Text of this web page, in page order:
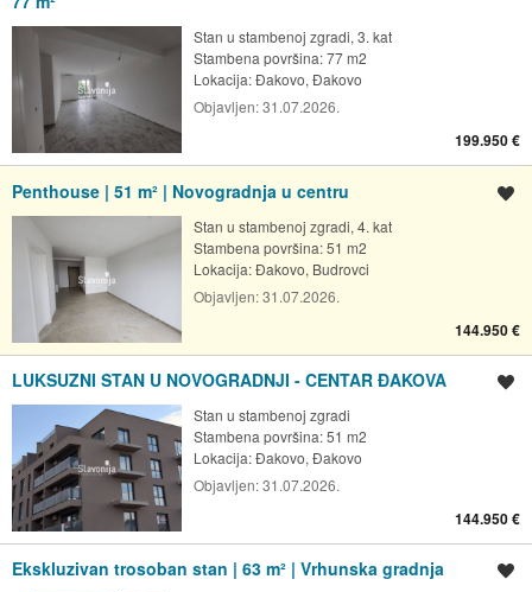
Stan u stambenoj zgradi, 3. kat
Stambena površina: 77 m2
Lokacija:Đakovo, Đakovo
Objavljen:31.07.2026.
199.950 €
Penthouse | 51 m² | Novogradnja u centru
Stan u stambenoj zgradi, 4. kat
Stambena površina: 51 m2
Lokacija:Đakovo, Budrovci
Objavljen:31.07.2026.
144.950 €
LUKSUZNI STAN U NOVOGRADNJI - CENTAR ĐAKOVA
Stan u stambenoj zgradi
Stambena površina: 51 m2
Lokacija:Đakovo, Đakovo
Objavljen:31.07.2026.
144.950 €
Ekskluzivan trosoban stan | 63 m² | Vrhunska gradnja